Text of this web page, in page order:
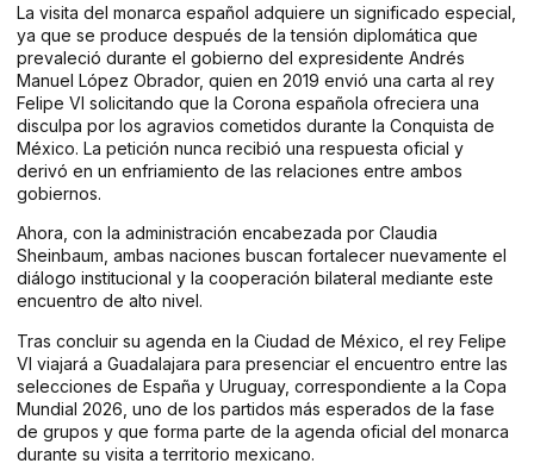
La visita del monarca español adquiere un significado especial,
ya que se produce después de la tensión diplomática que
prevaleció durante el gobierno del expresidente Andrés
Manuel López Obrador, quien en 2019 envió una carta al rey
Felipe VI solicitando que la Corona española ofreciera una
disculpa por los agravios cometidos durante la Conquista de
México. La petición nunca recibió una respuesta oficial y
derivó en un enfriamiento de las relaciones entre ambos
gobiernos.
Ahora, con la administración encabezada por Claudia
Sheinbaum, ambas naciones buscan fortalecer nuevamente el
diálogo institucional y la cooperación bilateral mediante este
encuentro de alto nivel.
Tras concluir su agenda en la Ciudad de México, el rey Felipe
VI viajará a Guadalajara para presenciar el encuentro entre las
selecciones de España y Uruguay, correspondiente a la Copa
Mundial 2026, uno de los partidos más esperados de la fase
de grupos y que forma parte de la agenda oficial del monarca
durante su visita a territorio mexicano.